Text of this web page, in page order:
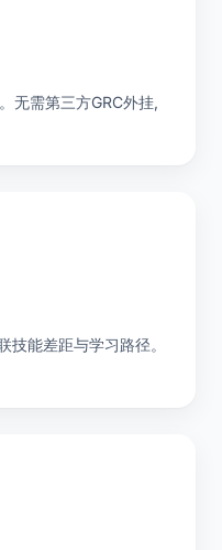
无需第三方GRC外挂,
能差距与学习路径。